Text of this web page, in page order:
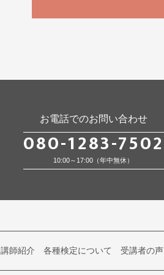
お電話でのお問い合わせ
080-1283-7502
10:00～17:00（年中無休）
講師紹介 各種検定について 受講者の声